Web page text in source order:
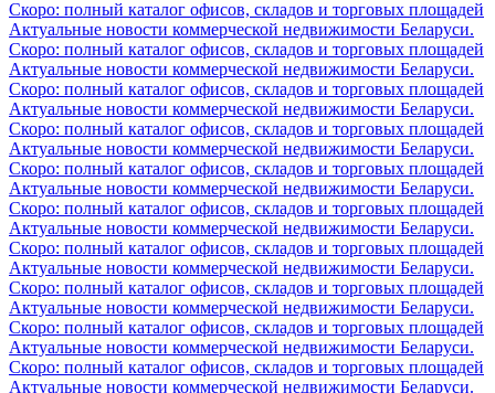
Скоро: полный каталог офисов, складов и торговых площадей
Актуальные новости коммерческой недвижимости Беларуси.
Скоро: полный каталог офисов, складов и торговых площадей
Актуальные новости коммерческой недвижимости Беларуси.
Скоро: полный каталог офисов, складов и торговых площадей
Актуальные новости коммерческой недвижимости Беларуси.
Скоро: полный каталог офисов, складов и торговых площадей
Актуальные новости коммерческой недвижимости Беларуси.
Скоро: полный каталог офисов, складов и торговых площадей
Актуальные новости коммерческой недвижимости Беларуси.
Скоро: полный каталог офисов, складов и торговых площадей
Актуальные новости коммерческой недвижимости Беларуси.
Скоро: полный каталог офисов, складов и торговых площадей
Актуальные новости коммерческой недвижимости Беларуси.
Скоро: полный каталог офисов, складов и торговых площадей
Актуальные новости коммерческой недвижимости Беларуси.
Скоро: полный каталог офисов, складов и торговых площадей
Актуальные новости коммерческой недвижимости Беларуси.
Скоро: полный каталог офисов, складов и торговых площадей
Актуальные новости коммерческой недвижимости Беларуси.